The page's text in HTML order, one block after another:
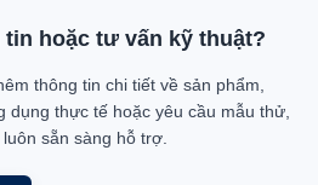
tin hoặc tư vấn kỹ thuật?
thông tin chi tiết về sản phẩm,
dụng thực tế hoặc yêu cầu mẫu thử,
sẵn sàng hỗ trợ.